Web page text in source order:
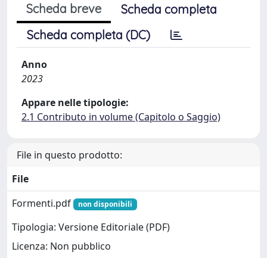
Scheda breve
Scheda completa
Scheda completa (DC)
Anno
2023
Appare nelle tipologie:
2.1 Contributo in volume (Capitolo o Saggio)
File in questo prodotto:
File
Formenti.pdf
non disponibili
Tipologia: Versione Editoriale (PDF)
Licenza: Non pubblico